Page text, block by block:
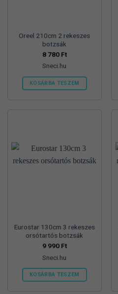
Oreel 210cm 2 rekeszes
botzsák
8 780 Ft
Sneci.hu
KOSÁRBA TESZEM
Eurostar 130cm 3 rekeszes
orsótartós botzsák
9 990 Ft
Sneci.hu
KOSÁRBA TESZEM